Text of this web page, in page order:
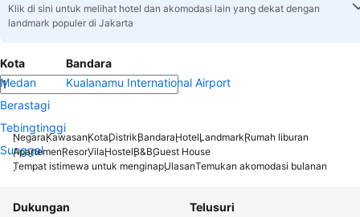
Klik di sini untuk melihat hotel dan akomodasi lain yang dekat dengan
landmark populer di Jakarta
Kota
Medan
Berastagi
Tebingtinggi
Sunggal
Bandara
Kualanamu International Airport
NegaraKawasanKotaDistrikBandaraHotelLandmarkRumah liburan
ApartemenResorVilaHostelB&BGuest House
Tempat istimewa untuk menginapUlasanTemukan akomodasi bulanan
Dukungan
Telusuri